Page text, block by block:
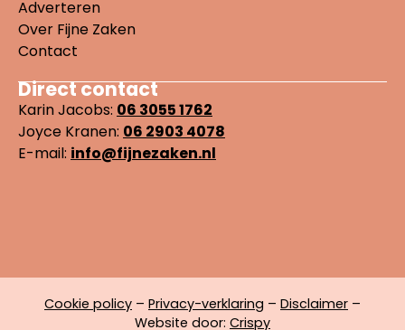
Adverteren
Over Fijne Zaken
Contact
Direct contact
Karin Jacobs: 06 3055 1762
Joyce Kranen: 06 2903 4078
E-mail: info@fijnezaken.nl
Cookie policy – Privacy-verklaring – Disclaimer –
Website door: Crispy